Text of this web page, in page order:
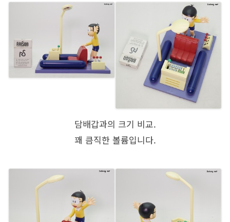
담배갑과의 크기 비교.
꽤 큼직한 볼륨입니다.